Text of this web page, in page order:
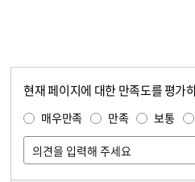
현재 페이지에 대한 만족도를 평가
매우만족 만족 보통